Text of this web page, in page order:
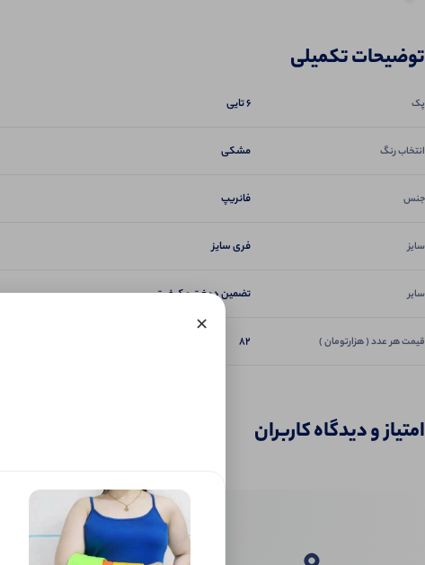
توضیحات تکمیلی
پک 6 تایی
انتخاب رنگ مشکی
جنس فانریپ
سایز فری سایز
سایر تضمین دوخت و کیفیت
قیمت هر عدد ( هزارتومان ) 82
امتیاز و دیدگاه کاربران
×